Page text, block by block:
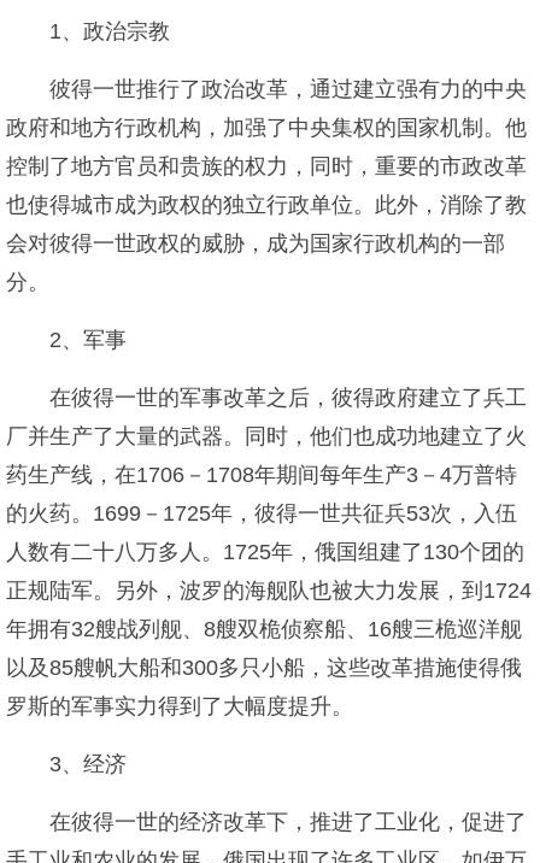
1、政治宗教
彼得一世推行了政治改革，通过建立强有力的中央
政府和地方行政机构，加强了中央集权的国家机制。他
控制了地方官员和贵族的权力，同时，重要的市政改革
也使得城市成为政权的独立行政单位。此外，消除了教
会对彼得一世政权的威胁，成为国家行政机构的一部
分。
2、军事
在彼得一世的军事改革之后，彼得政府建立了兵工
厂并生产了大量的武器。同时，他们也成功地建立了火
药生产线，在1706－1708年期间每年生产3－4万普特
的火药。1699－1725年，彼得一世共征兵53次，入伍
人数有二十八万多人。1725年，俄国组建了130个团的
正规陆军。另外，波罗的海舰队也被大力发展，到1724
年拥有32艘战列舰、8艘双桅侦察船、16艘三桅巡洋舰
以及85艘帆大船和300多只小船，这些改革措施使得俄
罗斯的军事实力得到了大幅度提升。
3、经济
在彼得一世的经济改革下，推进了工业化，促进了